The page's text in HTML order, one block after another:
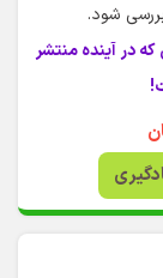
شود.
در آینده منتشر